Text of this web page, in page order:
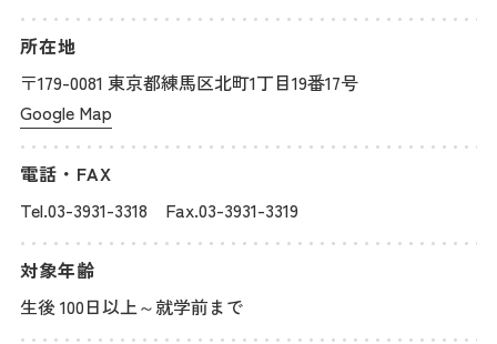
所在地
〒179-0081 東京都練馬区北町1丁目19番17号
Google Map
電話・FAX
Tel.03-3931-3318 Fax.03-3931-3319
対象年齢
生後 100日以上～就学前まで